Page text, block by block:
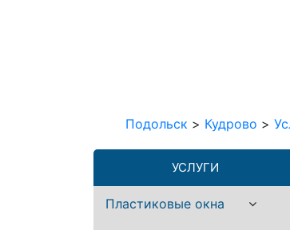
Подольск > Кудрово >
УСЛУГИ
Пластиковые окна